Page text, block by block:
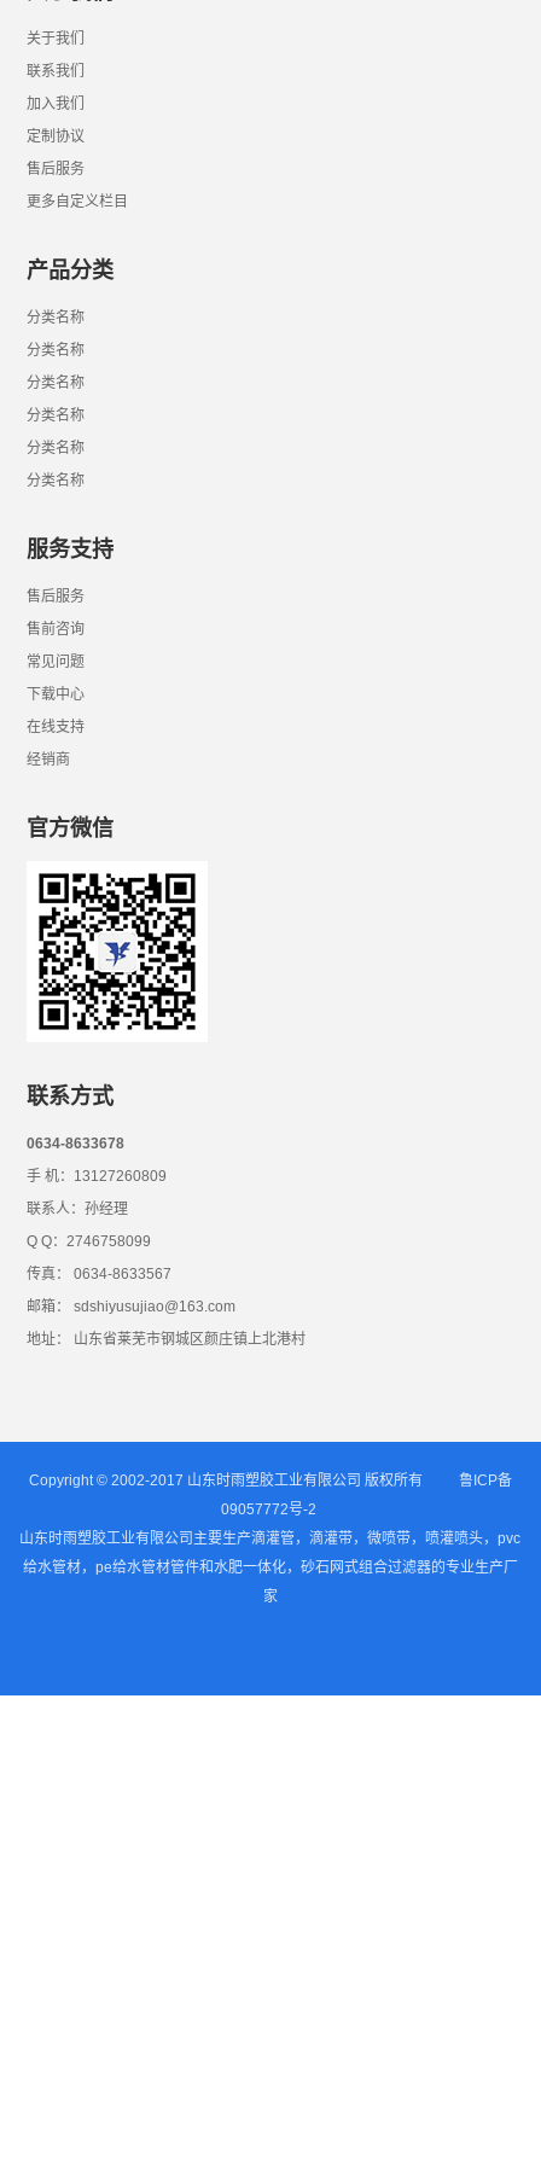
关于我们
联系我们
加入我们
定制协议
售后服务
更多自定义栏目
产品分类
分类名称
分类名称
分类名称
分类名称
分类名称
分类名称
服务支持
售后服务
售前咨询
常见问题
下载中心
在线支持
经销商
官方微信
联系方式
0634-8633678
手 机：13127260809
联系人：孙经理
Q Q：2746758099
传真： 0634-8633567
邮箱： sdshiyusujiao@163.com
地址： 山东省莱芜市钢城区颜庄镇上北港村
Copyright © 2002-2017 山东时雨塑胶工业有限公司 版权所有
鲁ICP备
09057772号-2
山东时雨塑胶工业有限公司主要生产滴灌管，滴灌带，微喷带，喷灌喷头，pvc
给水管材，pe给水管材管件和水肥一体化，砂石网式组合过滤器的专业生产厂
家